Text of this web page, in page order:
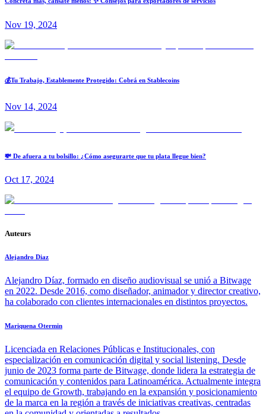
Nov 19, 2024
💰Tu Trabajo, Establemente Protegido: Cobrá en Stablecoins
Nov 14, 2024
💸 De afuera a tu bolsillo: ¿Cómo asegurarte que tu plata llegue bien?
Oct 17, 2024
Auteurs
Alejandro Diaz
Alejandro Díaz, formado en diseño audiovisual se unió a Bitwage
en 2022. Desde 2016, como diseñador, animador y director creativo,
ha colaborado con clientes internacionales en distintos proyectos.
Mariquena Otermin
Licenciada en Relaciones Públicas e Institucionales, con
especialización en comunicación digital y social listening. Desde
junio de 2023 forma parte de Bitwage, donde lidera la estrategia de
comunicación y contenidos para Latinoamérica. Actualmente integra
el equipo de Growth, trabajando en la expansión y posicionamiento
de la marca en la región a través de iniciativas creativas, centradas